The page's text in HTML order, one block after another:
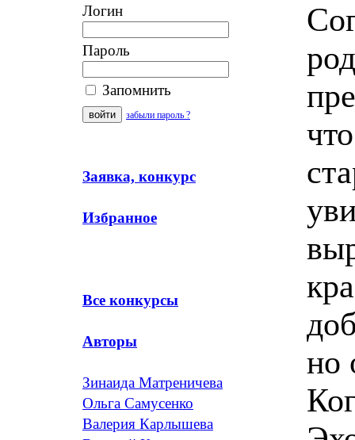
Логин
Пароль
Запомнить
забыли пароль ?
Заявка, конкурс
Избранное
Все конкурсы
Авторы
Зинаида Матреничева
Ольга Самусенко
Валерия Карлышева
но